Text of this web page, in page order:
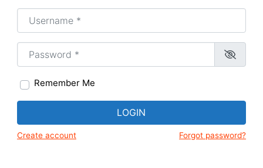
Username or Email
Password
Remember Me
LOGIN
Create account Forgot password?